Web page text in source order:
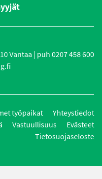
Vantaa | puh 0207 458 600
työpaikat
Yhteystiedot
Vastuullisuus
Evästeet
Tietosuojaseloste